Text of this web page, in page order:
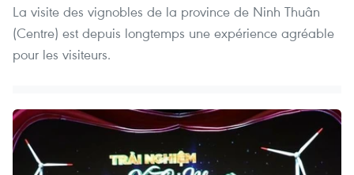
La visite des vignobles de la province de Ninh Thuân
(Centre) est depuis longtemps une expérience agréable
pour les visiteurs.